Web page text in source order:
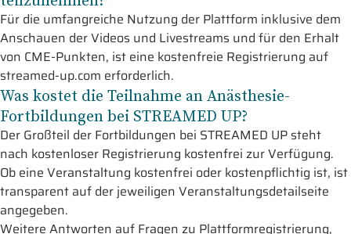
Für die umfangreiche Nutzung der Plattform inklusive dem
Anschauen der Videos und Livestreams und für den Erhalt
von CME-Punkten, ist eine kostenfreie Registrierung auf
streamed-up.com erforderlich.
Was kostet die Teilnahme an Anästhesie-
Fortbildungen bei STREAMED UP?
Der Großteil der Fortbildungen bei STREAMED UP steht
nach kostenloser Registrierung kostenfrei zur Verfügung.
Ob eine Veranstaltung kostenfrei oder kostenpflichtig ist, ist
transparent auf der jeweiligen Veranstaltungsdetailseite
angegeben.
Weitere Antworten auf Fragen zu Plattformregistrierung,